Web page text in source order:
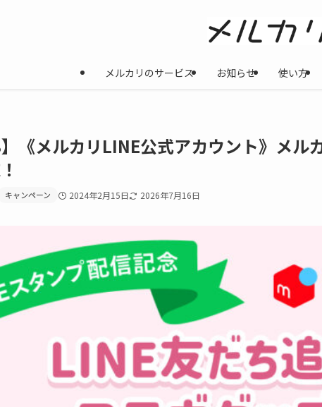
メルカリのサービス お知らせ 使い方
《メルカリLINE公式アカウント》メ
キャンペーン 2024年2月15日 2026年7月16日